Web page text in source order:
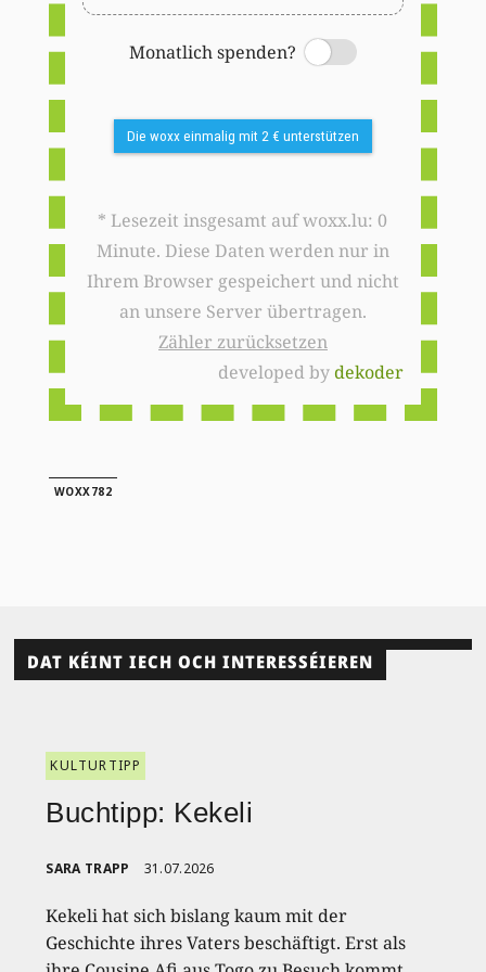
Monatlich spenden?
Switch
Die woxx einmalig mit 2 € unterstützen
* Lesezeit insgesamt auf woxx.lu: 0
Minute. Diese Daten werden nur in
Ihrem Browser gespeichert und nicht
an unsere Server übertragen.
Zähler zurücksetzen
developed bydekoder
WOXX782
DAT KÉINT IECH OCH INTERESSÉIEREN
KULTURTIPP
Buchtipp: Kekeli
SARA TRAPP 31.07.2026
Kekeli hat sich bislang kaum mit der
Geschichte ihres Vaters beschäftigt. Erst als